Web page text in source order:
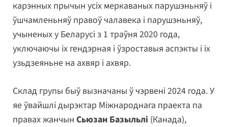
карэнных прычын усіх меркаваных парушэньняў і
ўшчамленьняў правоў чалавека і парушэньняў,
учыненых у Беларусі з 1 траўня 2020 года,
уключаючы іх гендэрная і ўзроставыя аспэкты і іх
узьдзеяньне на ахвяр і ахвяр.
Склад групы быў вызначаны ў чэрвені 2024 года. У
яе ўвайшлі дырэктар Міжнароднага праекта па
правах жанчын Сьюзан Базыльлі (Канада),